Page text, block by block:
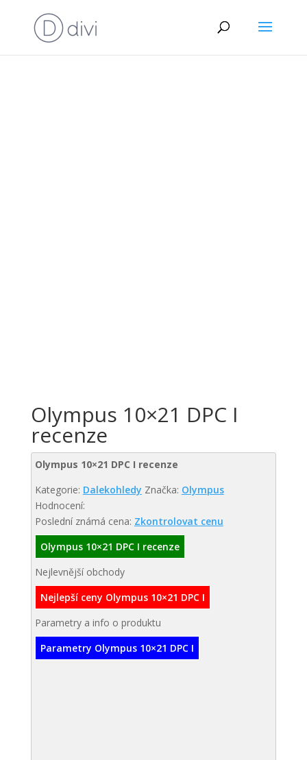
Olympus 10×21 DPC I
recenze
Olympus 10×21 DPC I recenze
Kategorie: Dalekohledy Značka: Olympus
Hodnocení:
Poslední známá cena: Zkontrolovat cenu
Olympus 10×21 DPC I recenze
Nejlevnější obchody
Nejlepší ceny Olympus 10×21 DPC I
Parametry a info o produktu
Parametry Olympus 10×21 DPC I